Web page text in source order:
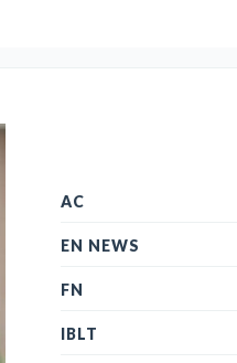
AC
EN NEWS
FN
IBLT